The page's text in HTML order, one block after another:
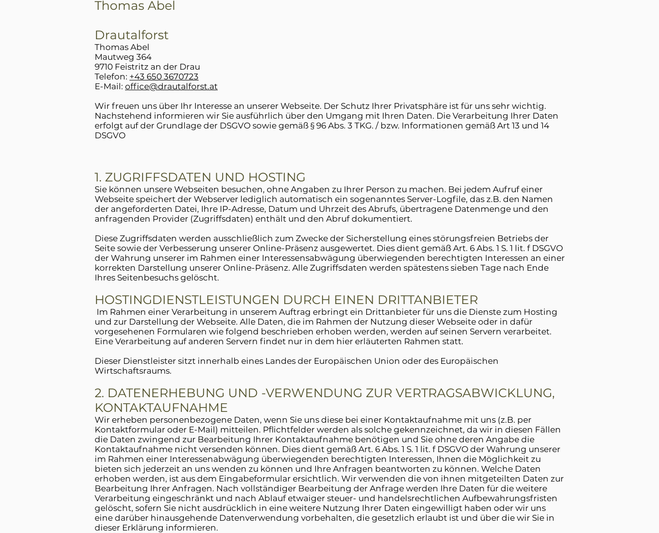
Thomas Abel
Drautalforst
Thomas Abel
Mautweg 364
9710 Feistritz an der Drau
Telefon: +43 650 3670723
E-Mail: office@drautalforst.at
Wir freuen uns über Ihr Interesse an unserer Webseite. Der Schutz Ihrer Privatsphäre ist für uns sehr wichtig.
Nachstehend informieren wir Sie ausführlich über den Umgang mit Ihren Daten. Die Verarbeitung Ihrer Daten
erfolgt auf der Grundlage der DSGVO sowie gemäß § 96 Abs. 3 TKG. / bzw. Informationen gemäß Art 13 und 14
DSGVO
1. ZUGRIFFSDATEN UND HOSTING
Sie können unsere Webseiten besuchen, ohne Angaben zu Ihrer Person zu machen. Bei jedem Aufruf einer
Webseite speichert der Webserver lediglich automatisch ein sogenanntes Server-Logfile, das z.B. den Namen
der angeforderten Datei, Ihre IP-Adresse, Datum und Uhrzeit des Abrufs, übertragene Datenmenge und den
anfragenden Provider (Zugriffsdaten) enthält und den Abruf dokumentiert.
Diese Zugriffsdaten werden ausschließlich zum Zwecke der Sicherstellung eines störungsfreien Betriebs der
Seite sowie der Verbesserung unserer Online-Präsenz ausgewertet. Dies dient gemäß Art. 6 Abs. 1 S. 1 lit. f DSGVO
der Wahrung unserer im Rahmen einer Interessensabwägung überwiegenden berechtigten Interessen an einer
korrekten Darstellung unserer Online-Präsenz. Alle Zugriffsdaten werden spätestens sieben Tage nach Ende
Ihres Seitenbesuchs gelöscht.
HOSTINGDIENSTLEISTUNGEN DURCH EINEN DRITTANBIETER
Im Rahmen einer Verarbeitung in unserem Auftrag erbringt ein Drittanbieter für uns die Dienste zum Hosting
und zur Darstellung der Webseite. Alle Daten, die im Rahmen der Nutzung dieser Webseite oder in dafür
vorgesehenen Formularen wie folgend beschrieben erhoben werden, werden auf seinen Servern verarbeitet.
Eine Verarbeitung auf anderen Servern findet nur in dem hier erläuterten Rahmen statt.
Dieser Dienstleister sitzt innerhalb eines Landes der Europäischen Union oder des Europäischen
Wirtschaftsraums.
2. DATENERHEBUNG UND -VERWENDUNG ZUR VERTRAGSABWICKLUNG,
KONTAKTAUFNAHME
Wir erheben personenbezogene Daten, wenn Sie uns diese bei einer Kontaktaufnahme mit uns (z.B. per
Kontaktformular oder E-Mail) mitteilen. Pflichtfelder werden als solche gekennzeichnet, da wir in diesen Fällen
die Daten zwingend zur Bearbeitung Ihrer Kontaktaufnahme benötigen und Sie ohne deren Angabe die
Kontaktaufnahme nicht versenden können. Dies dient gemäß Art. 6 Abs. 1 S. 1 lit. f DSGVO der Wahrung unserer
im Rahmen einer Interessenabwägung überwiegenden berechtigten Interessen, Ihnen die Möglichkeit zu
bieten sich jederzeit an uns wenden zu können und Ihre Anfragen beantworten zu können. Welche Daten
erhoben werden, ist aus dem Eingabeformular ersichtlich. Wir verwenden die von ihnen mitgeteilten Daten zur
Bearbeitung Ihrer Anfragen. Nach vollständiger Bearbeitung der Anfrage werden Ihre Daten für die weitere
Verarbeitung eingeschränkt und nach Ablauf etwaiger steuer- und handelsrechtlichen Aufbewahrungsfristen
gelöscht, sofern Sie nicht ausdrücklich in eine weitere Nutzung Ihrer Daten eingewilligt haben oder wir uns
eine darüber hinausgehende Datenverwendung vorbehalten, die gesetzlich erlaubt ist und über die wir Sie in
dieser Erklärung informieren.